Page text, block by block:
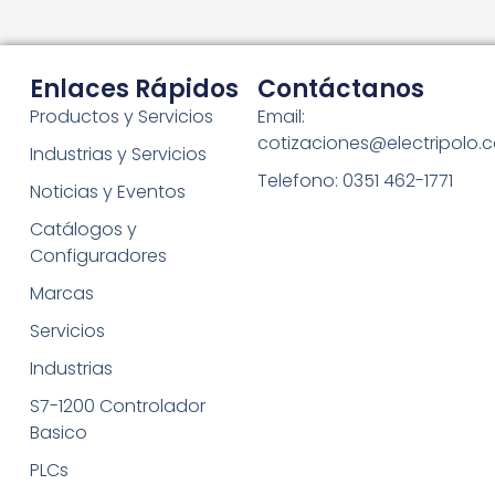
Enlaces Rápidos
Productos y Servicios
Industrias y Servicios
Noticias y Eventos
Catálogos y
Configuradores
Marcas
Servicios
Industrias
S7-1200 Controlador
Basico
PLCs
Contáctanos
Email:
Telefono: 0351 462-1771